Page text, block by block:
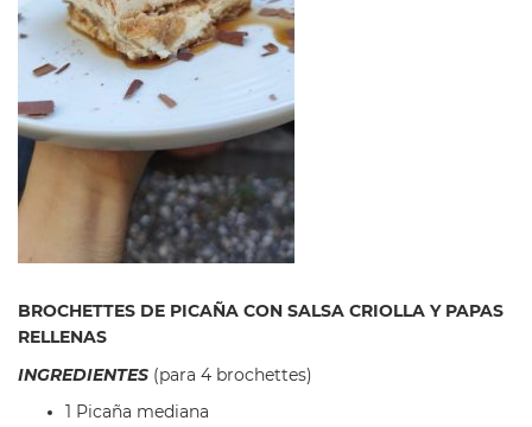
BROCHETTES DE PICAÑA CON SALSA CRIOLLA Y PAPAS
RELLENAS
INGREDIENTES (para 4 brochettes)
1 Picaña mediana